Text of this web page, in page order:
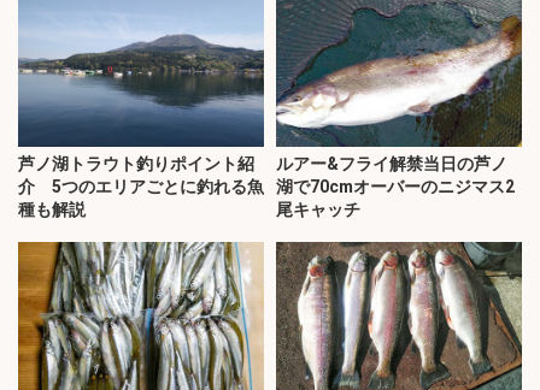
芦ノ湖トラウト釣りポイント紹
介 5つのエリアごとに釣れる魚
種も解説
ルアー&フライ解禁当日の芦ノ
湖で70cmオーバーのニジマス2
尾キャッチ